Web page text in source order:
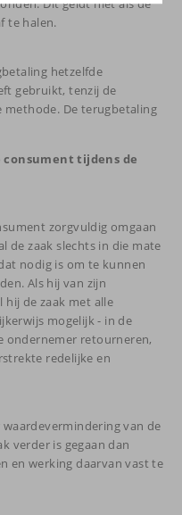
Dit geldt niet als de
te halen.
hetzelfde
gebruikt, tenzij de
De terugbetaling
tijdens de
zorgvuldig omgaan
de zaak slechts in die mate
nodig is om te kunnen
Als hij van zijn
hij de zaak met alle
mogelijk - in de
ondernemer retourneren,
redelijke en
van de
verder is gegaan dan
en werking daarvan vast te